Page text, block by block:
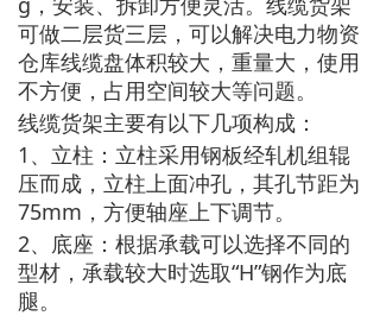
可做二层货三层，可以解决电力物资
仓库线缆盘体积较大，重量大，使用
不方便，占用空间较大等问题。
线缆货架主要有以下几项构成：
1、立柱：立柱采用钢板经轧机组辊
压而成，立柱上面冲孔，其孔节距为
75mm，方便轴座上下调节。
2、底座：根据承载可以选择不同的
型材，承载较大时选取“H”钢作为底
腿。